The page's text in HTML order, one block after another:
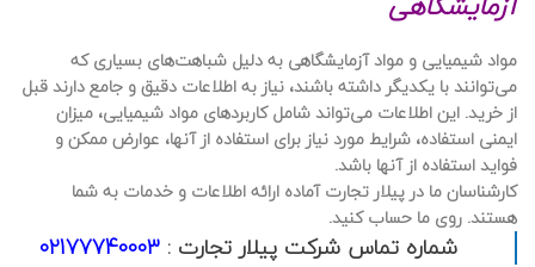
مواد شیمیایی و مواد آزمایشگاهی به دلیل شباهت‌های بسیاری که
می‌توانند با یکدیگر داشته باشند، نیاز به اطلاعات دقیق و جامع دارند قبل
از خرید. این اطلاعات می‌تواند شامل کاربردهای مواد شیمیایی، میزان
ایمنی استفاده، شرایط مورد نیاز برای استفاده از آنها، عوارض ممکن و
فواید استفاده از آنها باشد.
کارشناسان ما در پیلار تجارت آماده ارائه اطلاعات و خدمات به شما
هستند. روی ما حساب کنید.
شماره تماس شرکت پیلار تجارت : 02177740003